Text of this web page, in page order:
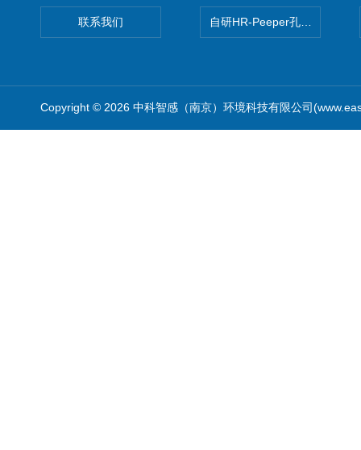
联系我们 自研HR-Peeper孔隙水采样器
Copyright © 2026 中科智感（南京）环境科技有限公司